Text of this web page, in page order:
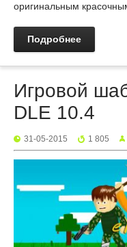
оригинальным
Подробнее
Игровой
DLE 10.4
31-05-2015 1 805